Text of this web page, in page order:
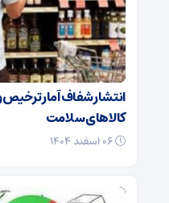
انتشار شفاف آمار
کالاهای سلامت